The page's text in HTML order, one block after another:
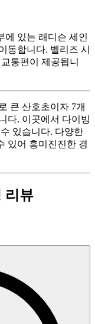
에 있는 래디슨 세인
동합니다. 벨리즈 시
통편이 제공됩니
큰 산호초이자 7개
다. 이곳에서 다이빙
있습니다. 다양한
있어 흥미진진한 경
리뷰